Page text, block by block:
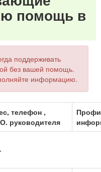
помощь в
поддерживать
без вашей помощь.
информацию.
телефон ,
руководителя